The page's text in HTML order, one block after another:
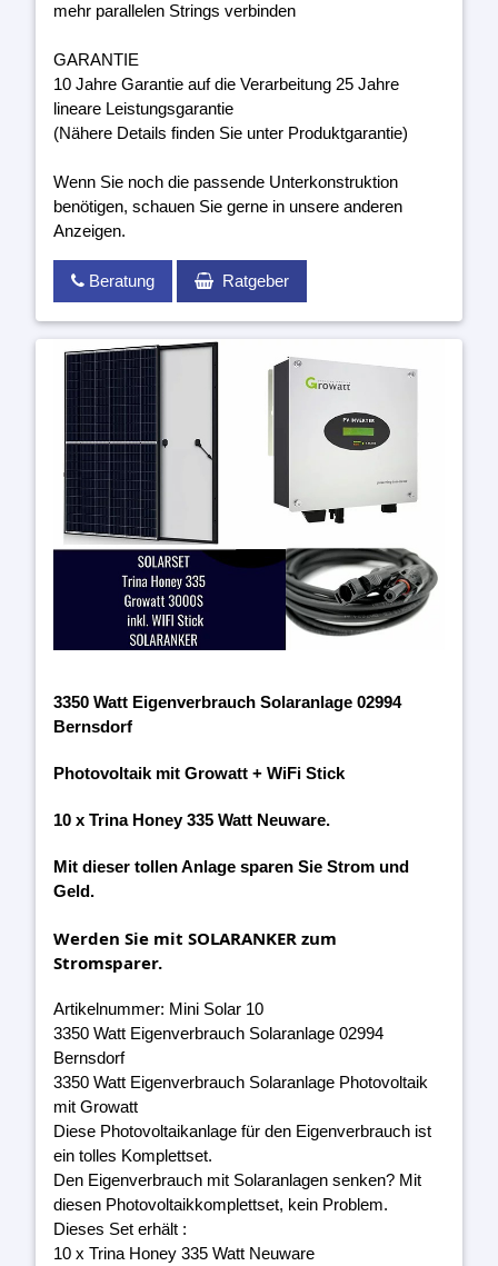
mehr parallelen Strings verbinden
GARANTIE
10 Jahre Garantie auf die Verarbeitung 25 Jahre
lineare Leistungsgarantie
(Nähere Details finden Sie unter Produktgarantie)
Wenn Sie noch die passende Unterkonstruktion
benötigen, schauen Sie gerne in unsere anderen
Anzeigen.
Beratung Ratgeber
3350 Watt Eigenverbrauch Solaranlage 02994
Bernsdorf
Photovoltaik mit Growatt + WiFi Stick
10 x Trina Honey 335 Watt Neuware.
Mit dieser tollen Anlage sparen Sie Strom und
Geld.
Werden Sie mit SOLARANKER zum
Stromsparer.
Artikelnummer: Mini Solar 10
3350 Watt Eigenverbrauch Solaranlage 02994
Bernsdorf
3350 Watt Eigenverbrauch Solaranlage Photovoltaik
mit Growatt
Diese Photovoltaikanlage für den Eigenverbrauch ist
ein tolles Komplettset.
Den Eigenverbrauch mit Solaranlagen senken? Mit
diesen Photovoltaikkomplettset, kein Problem.
Dieses Set erhält :
10 x Trina Honey 335 Watt Neuware